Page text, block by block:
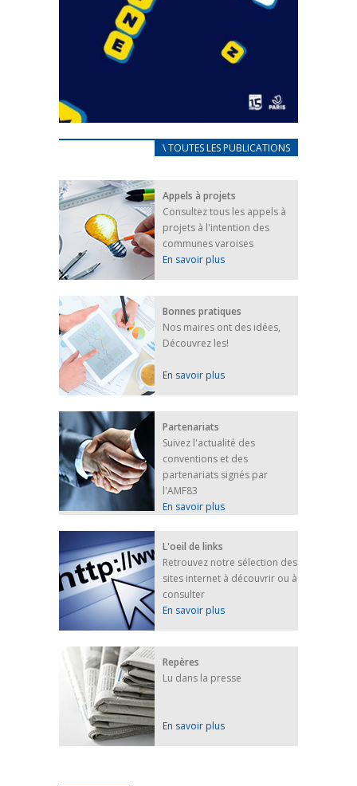
CARNET D’ACCUEIL
25 avril 2022
Afin d’accompagner au mieux les réfugiés
ukrainiens arrivés en France,...
FEUILLETER
\ TOUTES LES PUBLICATIONS
Appels à projets
Consultez tous les appels à
projets à l'intention des
communes varoises
En savoir plus
Bonnes pratiques
Nos maires ont des idées,
Découvrez les!
En savoir plus
Partenariats
Suivez l'actualité des
conventions et des
partenariats signés par
l'AMF83
En savoir plus
L'oeil de links
Retrouvez notre sélection des
sites internet à découvrir ou à
consulter
En savoir plus
Repères
Lu dans la presse
En savoir plus